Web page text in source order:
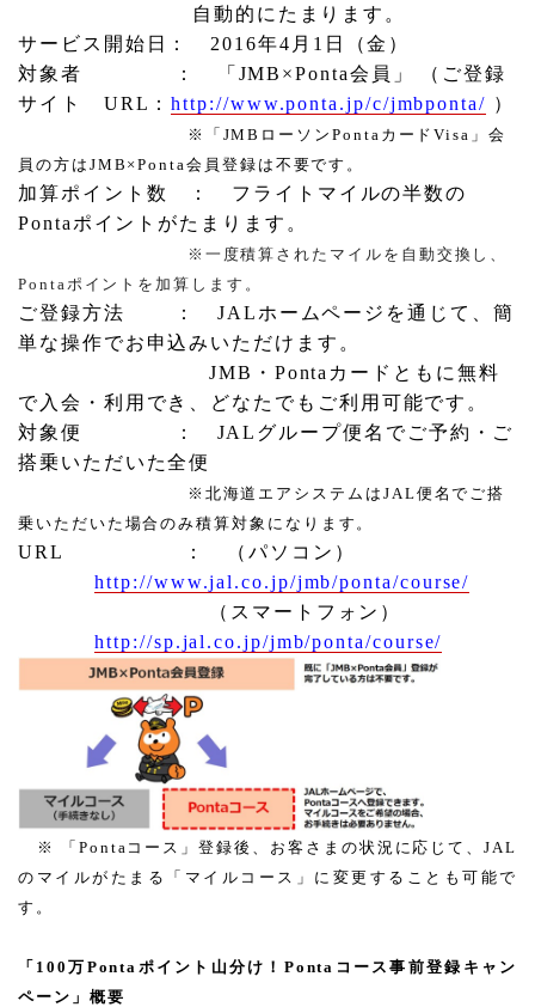
自動的にたまります。
サービス開始日： 2016年4 月 1 日（金）
対象者
： 「 JMB ×Ponta会員」 （ご登録
サイト URL ：http://www.ponta.jp/c/jmbponta/ ）
※「 JMB ローソンPonta カードVisa 」会
員の方は JMB ×Ponta 会員登録は不要です。
加算ポイント数
： フライトマイルの半数の
Ponta ポイントがたまります。
※一度積算されたマイルを自動交換し、
Ponta ポイントを加算します。
ご登録方法 ： JAL ホームページを通じて、簡
単な操作でお申込みいただけます。
JMB ・ Ponta カードともに無料
で入会・利用でき、どなたでもご利用可能です。
対象便
： JAL グループ便名でご予約・ご
搭乗いただいた全便
※北海道エアシステムは JAL便名でご搭
乗いただいた場合のみ積算対象になります。
URL
： （パソコン）
http://www.jal.co.jp/jmb/ponta/course/
（スマートフォン）
http://sp.jal.co.jp/jmb/ponta/course/
※ 「 Ponta コース」登録後、お客さまの状況に応じて、JAL
のマイルがたまる「マイルコース」に変更することも可能で
す。
「 100万 Ponta ポイント山分け！ Ponta コース事前登録キャン
ペーン」概要